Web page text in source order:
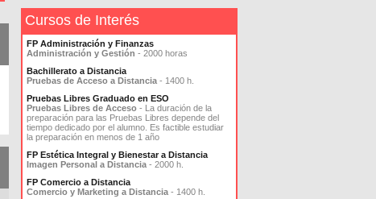
Cursos de Interés
FP Administración y Finanzas
Administración y Gestión - 2000 horas
Bachillerato a Distancia
Pruebas de Acceso a Distancia - 1400 h.
Pruebas Libres Graduado en ESO
Pruebas Libres de Acceso - La duración de la
preparación para las Pruebas Libres depende del
tiempo dedicado por el alumno. Es factible estudiar
la preparación en menos de 1 año
FP Estética Integral y Bienestar a Distancia
Imagen Personal a Distancia - 2000 h.
FP Comercio a Distancia
Comercio y Marketing a Distancia - 1400 h.